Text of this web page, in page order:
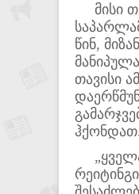
მისი
წინ,
თავისი